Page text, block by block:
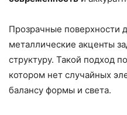
Прозрачные поверхности
металлические акценты
структуру. Такой подход
котором нет случайных
балансу формы и света.